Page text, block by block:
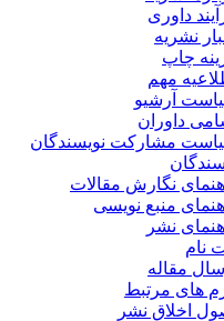
داوری
نشریه
چاپ
مهم
آرشیو
داوران
مشارکت نویسندگان
نگارش مقالات
منبع نویسی
نشر
نام
مقاله
های مرتبط
اخلاق نشر